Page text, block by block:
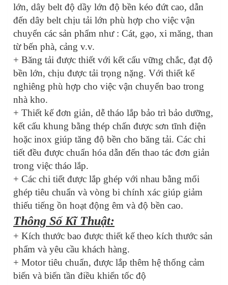
lớn, dây belt độ dầy lớn độ bền kéo đứt cao, dẫn
đến dây belt chịu tải lớn phù hợp cho việc vận
chuyển các sản phẩm như : Cát, gạo, xi măng, than
từ bến phà, cảng v.v.
+ Băng tải được thiết với kết cấu vững chắc, đạt độ
bền lớn, chịu được tải trọng nặng. Với thiết kế
nghiêng phù hợp cho việc vận chuyển bao trong
nhà kho.
+ Thiết kế đơn giản, dễ tháo lắp bảo trì bảo dưỡng,
kết cấu khung bằng thép chấn được sơn tĩnh điện
hoặc inox giúp tăng độ bền cho băng tải. Các chi
tiết đều được chuẩn hóa dẫn đến thao tác đơn giản
trong việc tháo lắp.
+ Các chi tiết được lắp ghép với nhau bằng mối
ghép tiêu chuẩn và vòng bi chính xác giúp giảm
thiếu tiếng ồn hoạt động êm và độ bền cao.
Thông Số Kĩ Thuật:
+ Kích thước bao được thiết kế theo kích thước sản
phẩm và yêu cầu khách hàng.
+ Motor tiêu chuẩn, được lắp thêm hệ thống cảm
biến và biến tần điều khiển tốc độ